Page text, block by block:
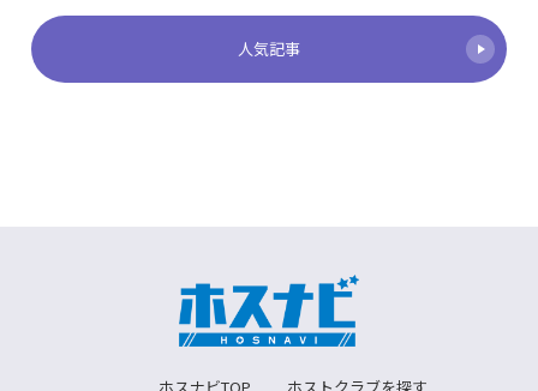
人気記事